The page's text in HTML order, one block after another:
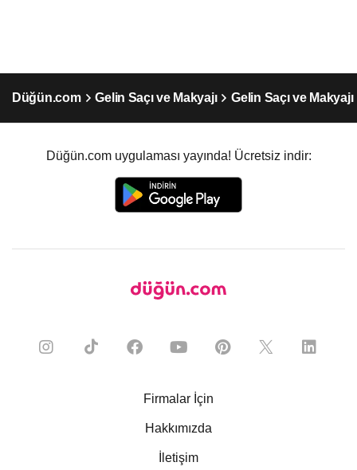
Düğün.com Gelin Saçı ve Makyajı Gelin Saçı ve
Düğün.com uygulaması yayında! Ücretsiz indir:
Firmalar İçin
Hakkımızda
İletişim